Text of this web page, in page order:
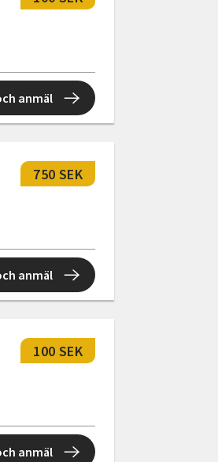
anmäl
750 SEK
anmäl
100 SEK
anmäl